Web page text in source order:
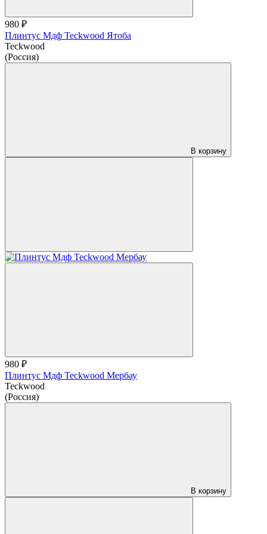
980 ₽
Плинтус Мдф Teckwood Ятоба
Teckwood
(Россия)
В корзину
980 ₽
Плинтус Мдф Teckwood Мербау
Teckwood
(Россия)
В корзину